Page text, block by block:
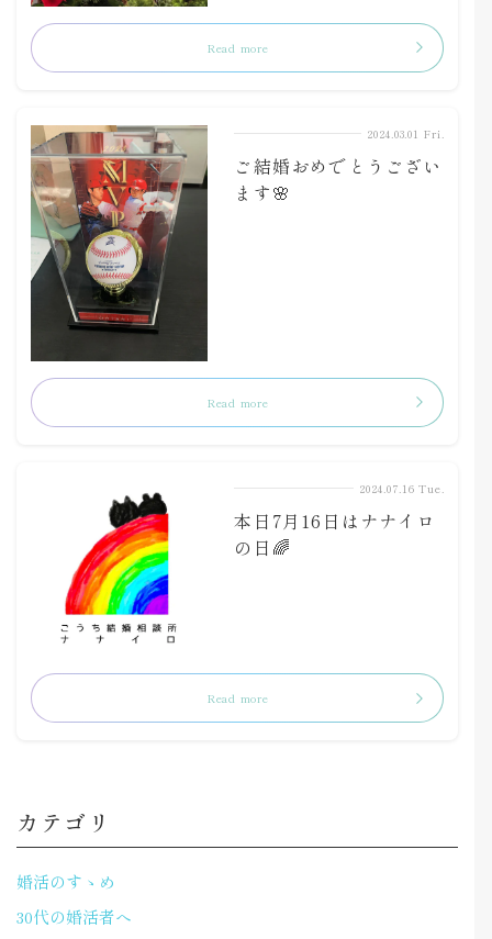
Read more
2024.03.01 Fri.
ご結婚おめでとうござい
ます🌸
Read more
2024.07.16 Tue.
本日7月16日はナナイロ
の日🌈
Read more
カテゴリ
婚活のすゝめ
30代の婚活者へ